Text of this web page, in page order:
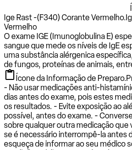
Ige Rast -(F340) Corante Vermelho.
Vermelho
O exame IGE (Imunoglobulina E)
sangue que mede os níveis de IgE
uma substância alérgenica
de fungos, proteínas de animais,
Ícone da Informação de Preparo.
- Não usar medicações anti-
dias antes do exame, pois estes
os resultados. - Evite exposição ao
possível, antes do exame. -
sobre qualquer outra medicação
se é necessário interrompê-la antes
esqueça de informar ao seu médico